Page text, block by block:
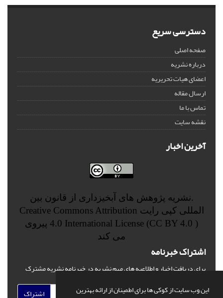
این وب سایت از کوکی ها برای اطمینان از ارائه بهترین
دسترسی سریع
صفحه اصلی
درباره نشریه
اعضای هیات تحریریه
ارسال مقاله
تماس با ما
نقشه سایت
آخرین اخبار
.نشریه پژوهش های آبخیزداری از قانون بین
المللی کپی رایت Creative Commons Attribution
4.0 International License (CC BY 4.0 ) پیروی
می کند
اشتراک خبرنامه
برای دریافت اخبار و اطلاعیه های مهم نشریه در خبرنامه نشریه مشترک
اشتراک